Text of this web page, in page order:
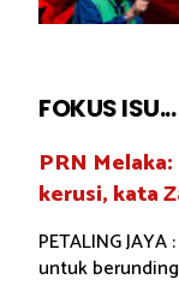
FOKUS ISU...
PRN
kerusi, kata
PETALING
untuk